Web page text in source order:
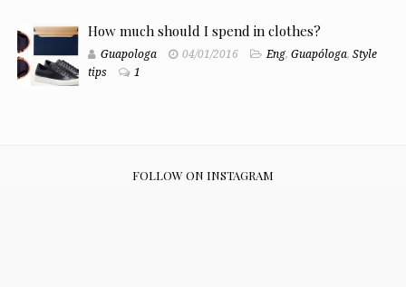
How much should I spend in clothes?
Guapologa 04/01/2016 Eng, Guapóloga, Style
tips
1
FOLLOW ON INSTAGRAM